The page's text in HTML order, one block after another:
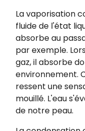
La vaporisation
fluide de l'état
absorbe au
par exemple.
gaz, il absorbe
environnement.
ressent une
mouillé. L'eau
de notre peau.